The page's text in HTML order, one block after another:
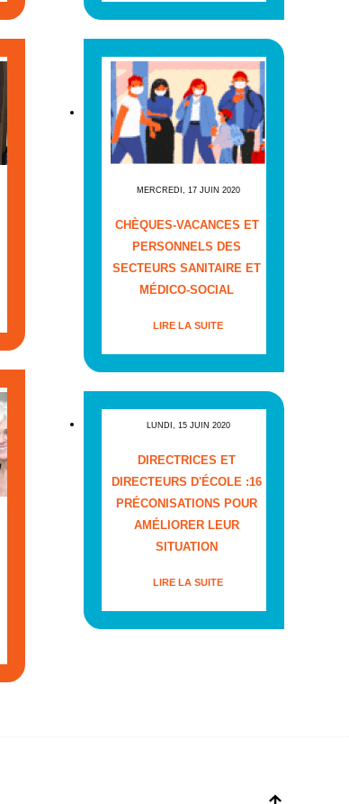
MERCREDI, 17 JUIN 2020
CHÈQUES-VACANCES ET
PERSONNELS DES
SECTEURS SANITAIRE ET
MÉDICO-SOCIAL
LIRE LA SUITE
LUNDI, 15 JUIN 2020
DIRECTRICES ET
DIRECTEURS D'ÉCOLE :16
PRÉCONISATIONS POUR
AMÉLIORER LEUR
SITUATION
LIRE LA SUITE